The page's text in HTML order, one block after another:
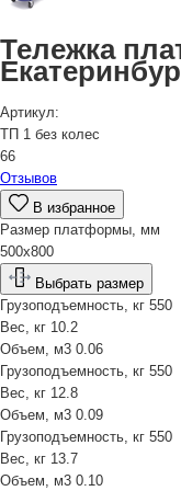
Тележка
Артикул:
ТП 1 без колес
66
Отзывов
В избранное
Размер платформы, мм
500х800
Выбрать размер
Грузоподъемность, кг 550
Вес, кг 10.2
Объем, м3 0.06
Грузоподъемность, кг 550
Вес, кг 12.8
Объем, м3 0.09
Грузоподъемность, кг 550
Вес, кг 13.7
Объем, м3 0.10